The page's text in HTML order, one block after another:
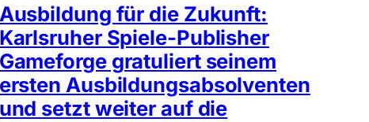
Ausbildung für die Zukunft:
Karlsruher Spiele-Publisher
Gameforge gratuliert seinem
ersten Ausbildungsabsolventen
und setzt weiter auf die